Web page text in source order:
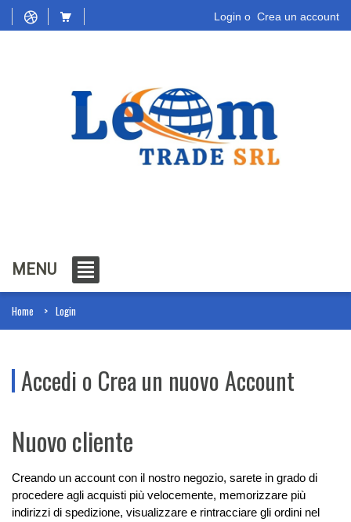
Login o Crea un account
MENU
Home Login
Accedi o Crea un nuovo Account
Nuovo cliente
Creando un account con il nostro negozio, sarete in grado di
procedere agli acquisti più velocemente, memorizzare più
indirizzi di spedizione, visualizzare e rintracciare gli ordini nel